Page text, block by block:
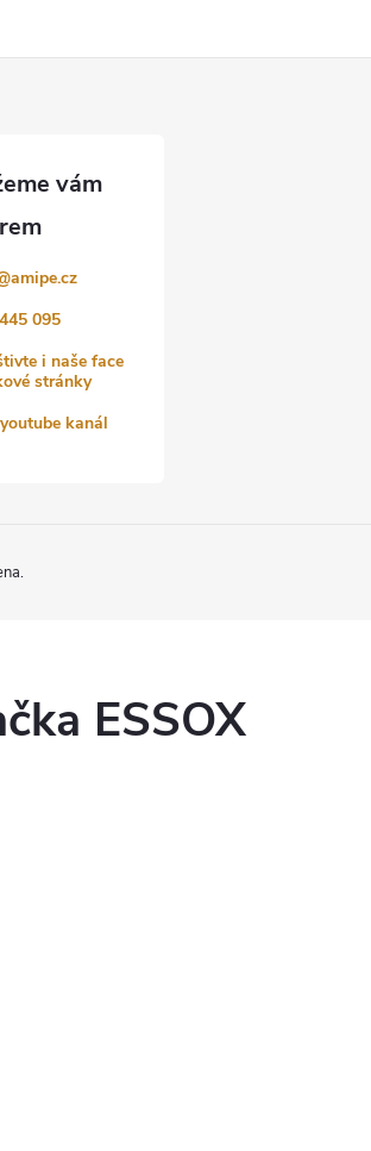
amipe.cz
095
i naše face
stránky
kanál
ESSOX